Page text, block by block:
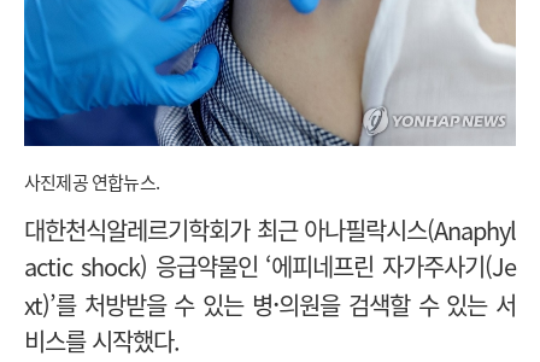
사진제공 연합뉴스.
대한천식알레르기학회가 최근 아나필락시스(Anaphyl
actic shock) 응급약물인 ‘에피네프린 자가주사기(Je
xt)’를 처방받을 수 있는 병·의원을검색할 수 있는 서
비스를 시작했다.